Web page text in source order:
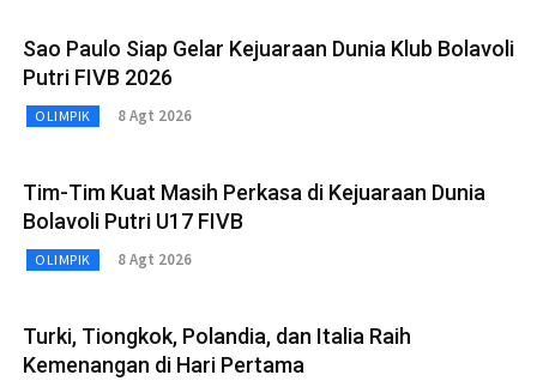
Sao Paulo Siap Gelar Kejuaraan Dunia Klub Bolavoli
Putri FIVB 2026
OLIMPIK 8 Agt 2026
Tim-Tim Kuat Masih Perkasa di Kejuaraan Dunia
Bolavoli Putri U17 FIVB
OLIMPIK 8 Agt 2026
Turki, Tiongkok, Polandia, dan Italia Raih
Kemenangan di Hari Pertama